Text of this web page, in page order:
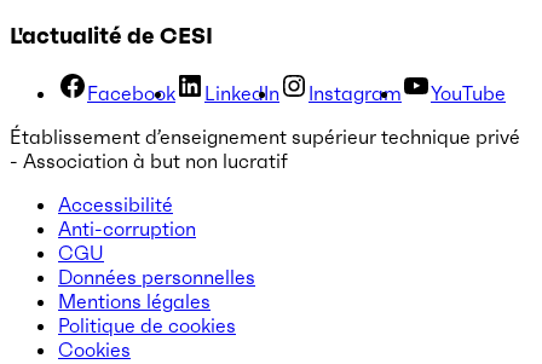
L'actualité de CESI
Facebook LinkedIn Instagram
YouTube
Établissement d’enseignement supérieur technique privé
- Association à but non lucratif
Accessibilité
Anti-corruption
CGU
Données personnelles
Mentions légales
Politique de cookies
Cookies